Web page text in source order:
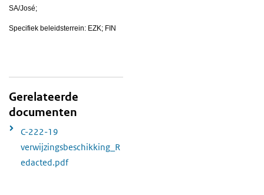
SA/José;
Specifiek beleidsterrein: EZK; FIN
Gerelateerde
documenten
C-222-19
verwijzingsbeschikking_R
edacted.pdf